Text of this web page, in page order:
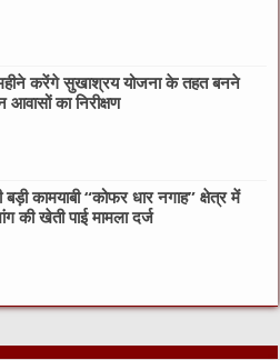
करेंगे सुखाश्रय योजना के तहत बनने
आवासों का निरीक्षण
बड़ी कामयाबी “कोफर धार नगाह” क्षेत्र में
की खेती पाई मामला दर्ज